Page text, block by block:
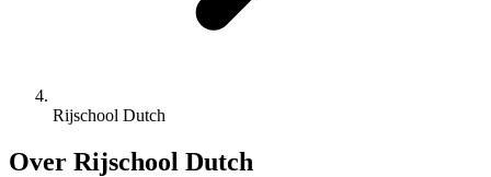
Rijschool Dutch
Over Rijschool Dutch